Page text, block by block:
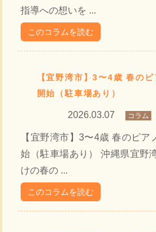
指導への想いを ...
このコラムを読む
【宜野湾市】3〜4歳 春の
開始（駐車場あり）
2026.03.07 コラム
【宜野湾市】3〜4歳 春のピア
始（駐車場あり） 沖縄県宜野
けの春の ...
このコラムを読む